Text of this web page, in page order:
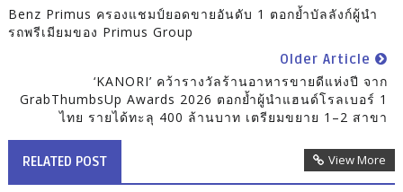
Benz Primus ครองแชมป์ยอดขายอันดับ 1 ตอกย้ำบัลลังก์ผู้นำ
รถพรีเมียมของ Primus Group
Older Article
‘KANORI’ คว้ารางวัลร้านอาหารขายดีแห่งปี จาก
GrabThumbsUp Awards 2026 ตอกย้ำผู้นำแฮนด์โรลเบอร์ 1
ไทย รายได้ทะลุ 400 ล้านบาท เตรียมขยาย 1–2 สาขา
RELATED POST View More